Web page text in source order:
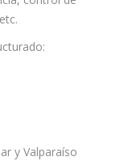
y Valparaíso